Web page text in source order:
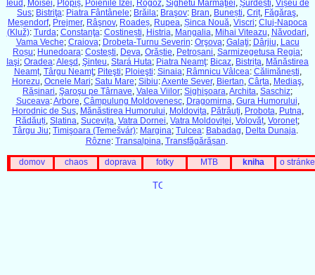
Ieud Moisei Plopiș, Poienile Izei Rogoz, Sighetu Marmaţiei Șurdești Vișeu de
Sus; Bistriţa: Piatra Fântânele; Brăila; Braşov: Bran Bunești Criț Făgăraş
Meșendorf, Prejmer, Râşnov, Roadeș Rupea Șinca Nouă Viscri; Cluj-Napoca
(Kluž): Turda; Constanţa: Costinești Histria Mangalia Mihai Viteazu Năvodari
Vama Veche; Craiova; Drobeta-Turnu Severin: Orşova; Galaţi; Dârjiu Lacu
Roșu; Hunedoara: Costești Deva Orăștie Petroșani Sarmizegetusa Regia;
Iaşi; Oradea:Aleşd Şinteu Stará Huta; Piatra Neamţ: Bicaz Bistrița Mănăstirea
Neamț, Târgu Neamţ; Piteşti; Ploieşti: Sinaia; Râmnicu Vâlcea: Călimănești
Horezu Ocnele Mari; Satu Mare; Sibiu:Axente Sever, Biertan Cârța Mediaş,
Rășinari Şaroşu pe Târnave Valea Viilor; Sighişoara Archita Saschiz;
Suceava:Arbore Câmpulung Moldovenesc, Dragomirna Gura Humorului
Horodnic de Sus, Mănăstirea Humorului Moldovița Pătrăuți Probota Putna
Rădăuți Slatina Sucevița Vatra Dornei Vatra Moldoviței Volovăț Voroneț;
Târgu Jiu; Timişoara (Temešvár): Margina; Tulcea: Babadag Delta Dunaja
Rôzne: Transalpina Transfăgărășan
domov chaos doprava fotky MTB kniha o stránke